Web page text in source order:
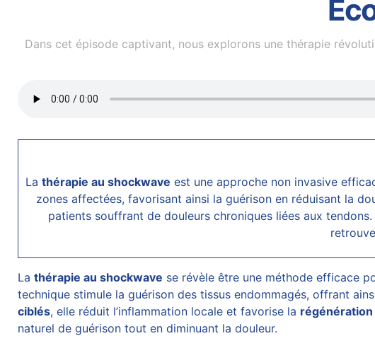
Dans cet épisode captivant, nous explorons une thérapie
La thérapie au shockwave est une approche non invasive
zones affectées, favorisant ainsi la guérison en réduisant la
patients souffrant de douleurs chroniquesliées aux tendons.
Lathérapie au shockwave se révèle être une méthode efficace
technique stimule la guérison des tissus endommagés, offrant
ciblés, elle réduit l’inflammation locale et favorise la régénération
naturel de guérison tout en diminuant la douleur.